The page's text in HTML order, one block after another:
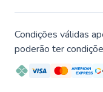
Condições válidas
poderão ter